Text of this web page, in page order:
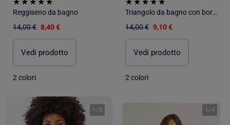
Reggiseno da bagno
14,00 € 8,40 €
Vedi prodotto
2 colori
Triangolo da bagno con bordi in macramè
14,00 € 9,10 €
Vedi prodotto
2 colori
1 / 5 1 /4